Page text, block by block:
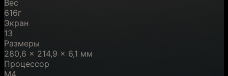
Вес
616г
Экран
13
Размеры
280,6 × 214,9 × 6,1 мм
Процессор